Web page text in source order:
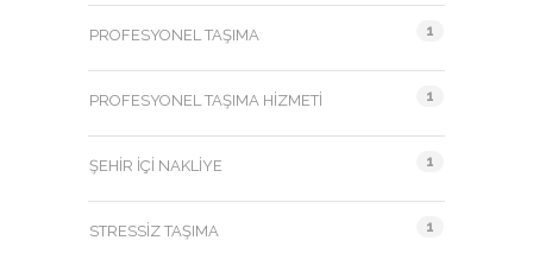
PROFESYONEL TAŞIMA 1
PROFESYONEL TAŞIMA HIZMETI 1
ŞEHIR İÇI NAKLIYE 1
STRESSIZ TAŞIMA 1